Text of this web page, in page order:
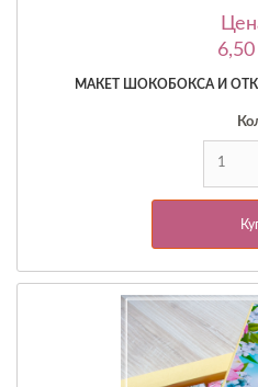
6,50
МАКЕТ ШОКОБОКСА И